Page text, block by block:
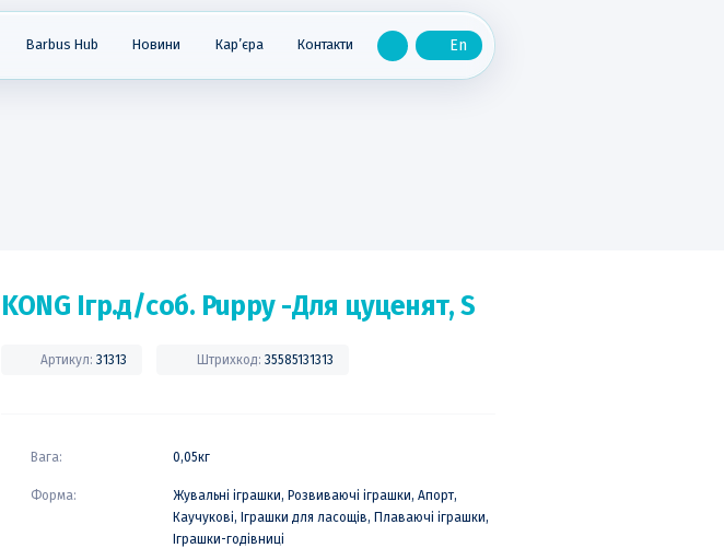
Barbus Hub Новини Кар’єра Контакти
KONG Ігр.д/соб. Puppy -Для цуценят, S
Артикул: 31313 Штрихкод: 35585131313
Вага: 0,05кг
Форма:
Жувальні іграшки, Розвиваючі іграшки, Апорт,
Каучукові, Іграшки для ласощів, Плаваючі іграшки,
Іграшки-годівниці